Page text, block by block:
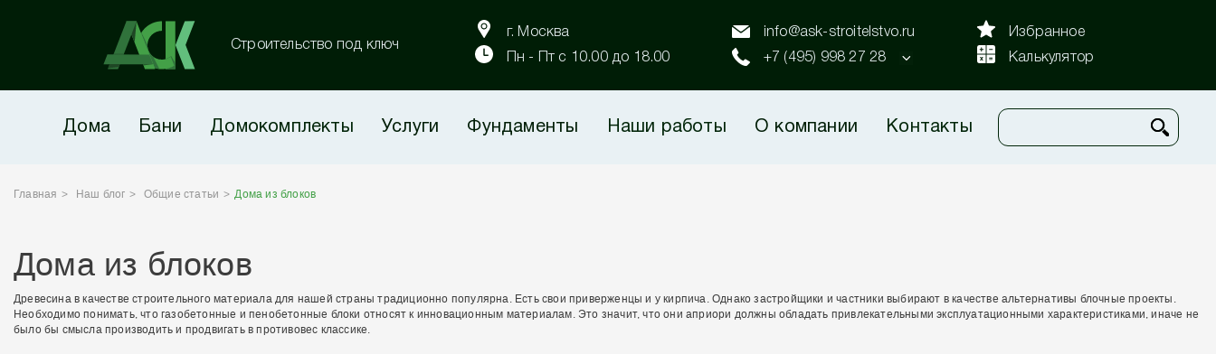
Строительство под ключ
г. Москва
Пн - Пт с 10.00 до 18.00
info@ask-stroitelstvo.ru
+7 (495) 998 27 28
Избранное
Калькулятор
Дома Бани Домокомплекты Услуги Фундаменты Наши работы О компании Контакты
Главная Наш блог Общие статьи Дома из блоков
Дома из блоков
Древесина в качестве строительного материала для нашей страны традиционно популярна. Есть свои приверженцы и у кирпича. Однако застройщики и частники выбирают в качестве альтернативы блочные проекты.
Необходимо понимать, что газобетонные и пенобетонные блоки относят к инновационным материалам. Это значит, что они априори должны обладать привлекательными эксплуатационными характеристиками, иначе не
было бы смысла производить и продвигать в противовес классике.